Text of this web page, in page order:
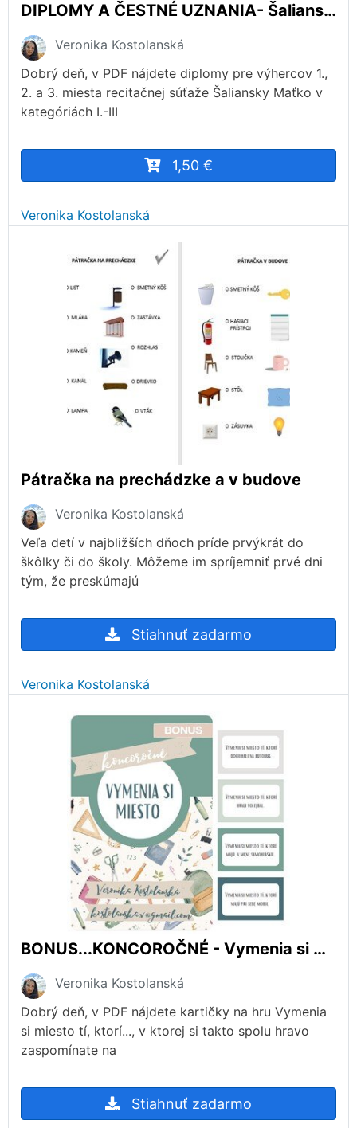
DIPLOMY A ČESTNÉ UZNANIA- Šaliansky Maťko
Veronika Kostolanská
Dobrý deň, v PDF nájdete diplomy pre výhercov 1.,
2. a 3. miesta recitačnej súťaže Šaliansky Maťko v
kategóriách I.-III
1,50 €
Veronika Kostolanská
Pátračka na prechádzke a v budove
Veronika Kostolanská
Veľa detí v najbližších dňoch príde prvýkrát do
škôlky či do školy. Môžeme im spríjemniť prvé dni
tým, že preskúmajú
Stiahnuť zadarmo
Veronika Kostolanská
BONUS...KONCOROČNÉ - Vymenia si miesto tí, ktorí...
Veronika Kostolanská
Dobrý deň, v PDF nájdete kartičky na hru Vymenia
si miesto tí, ktorí..., v ktorej si takto spolu hravo
zaspomínate na
Stiahnuť zadarmo